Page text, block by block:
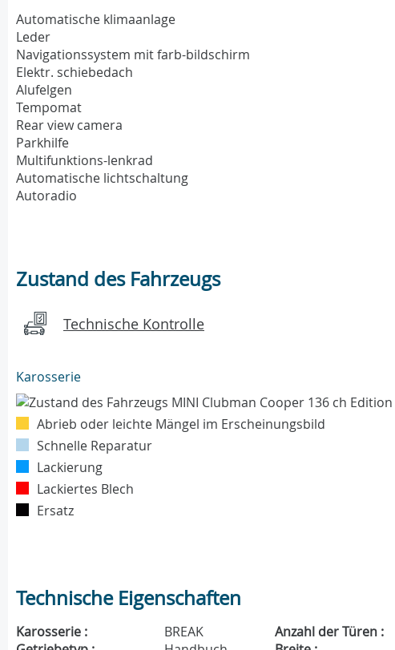
Automatische klimaanlage
Leder
Navigationssystem mit farb-bildschirm
Elektr. schiebedach
Alufelgen
Tempomat
Rear view camera
Parkhilfe
Multifunktions-lenkrad
Automatische lichtschaltung
Autoradio
Zustand des Fahrzeugs
Technische Kontrolle
Karosserie
Abrieb oder leichte Mängel im Erscheinungsbild
Schnelle Reparatur
Lackierung
Lackiertes Blech
Ersatz
Technische Eigenschaften
Karosserie : BREAK Anzahl der Türen :